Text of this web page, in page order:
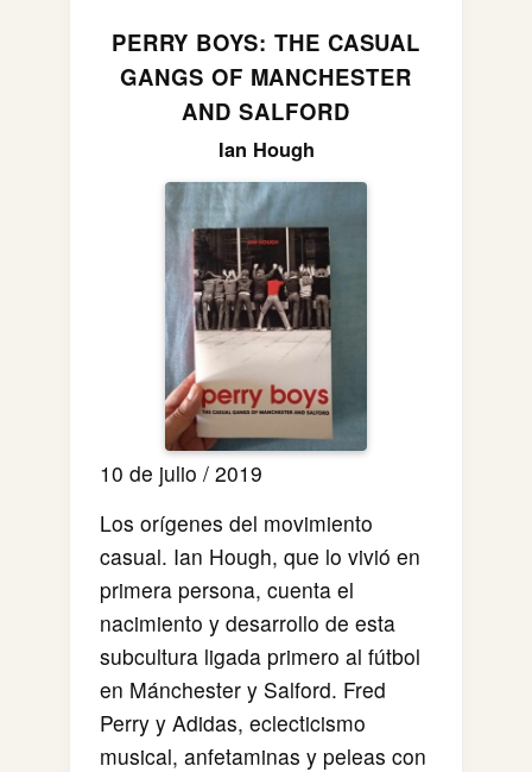
PERRY BOYS: THE CASUAL
GANGS OF MANCHESTER
AND SALFORD
Ian Hough
10 de julio / 2019
Los orígenes del movimiento
casual. Ian Hough, que lo vivió en
primera persona, cuenta el
nacimiento y desarrollo de esta
subcultura ligada primero al fútbol
en Mánchester y Salford. Fred
Perry y Adidas, eclecticismo
musical, anfetaminas y peleas con